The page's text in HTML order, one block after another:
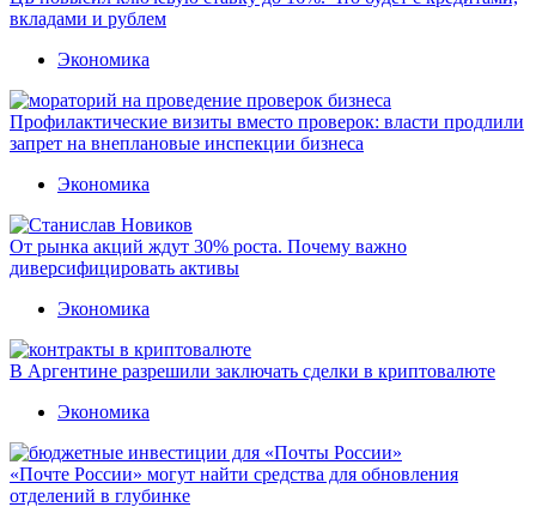
вкладами и рублем
Экономика
Профилактические визиты вместо проверок: власти продлили
запрет на внеплановые инспекции бизнеса
Экономика
От рынка акций ждут 30% роста. Почему важно
диверсифицировать активы
Экономика
В Аргентине разрешили заключать сделки в криптовалюте
Экономика
«Почте России» могут найти средства для обновления
отделений в глубинке